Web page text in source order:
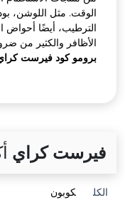
مثل اللوشن، بودرة
أيضًا أحواض
والكثير من ضروريات
كود فيرست كراي،
كراي
كوبون